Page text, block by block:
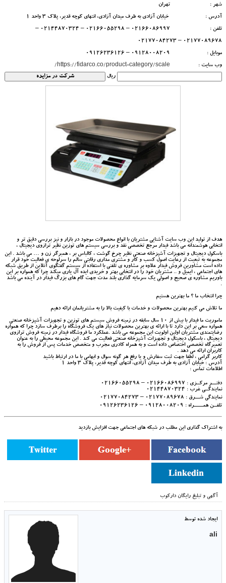
شهر :
تهران
آدرس :
خیابان آزادی به طرف میدان آزادی، انتهای کوچه قدیر، پلاک 3 واحد 1
تلفن :
02166086997 – 02166055298 – 02144870324 –
02177089678 – 02177084273
موبایل :
09128008209 – 09126236126
وب سایت :
https://fidarco.co/product-category/scale/
ریال
هدف از تولید این وب سایت آشنایی مشتریان با انواع محصولات موجود در بازار و نیز بررسی دقیق تر و
انتخابی هوشمندانه می باشد فیدار مرجع تخصصی نقد و بررسی سیستم های توزین نظیر ترازوی دیجیتال ،
باسکول دیجیتال و تجهیزات آشپزخانه صنعتی نظیر چرخ گوشت ، کالباس بر ، همبرگر زن و … می باشد . این
مجموعه به تبعیت از رعایت اصول کسب و کار و مشتری مداری رقابتی سالم را سرلوحه ی فعالیت خود قرار
داده است مشاورین فروش فیدار علاوه بر مشاوره ی تلفنی با استفاده از سیستم گفتگوی آنلاین از طریق شبکه
های اجتماعی ، ایمیل و .. مشتریان خود را در انتخابی بهتر و خریدی ایده آل یاری میکند چرا که همواره بر این
باوریم مشاوره ی صحیح و اصولی یک سرمایه گذاری بلند مدت جهت گام های بزرگ فیدار در آینده می باشد
.
چرا انتخاب ما ؟ ما بهترین هستیم
ما تلاش می کنیم بهترین محصولات و خدمات با کیفیت بالا را به مشتریانمان ارائه دهیم
ماموریت ما فیدار با بیش از 10 سال سابقه در زمینه فروش سیستم های توزین و تجهیزات آشپزخانه صنعتی
همواره سعی بر این دارد تا با ارائه ی بهترین محصولات نیاز های یک فروشگاه را برطرف سازد چرا که همواره
رضایتمندی مشتریان اولین اولویت این مجموعه می باشد .عملکرد ما فروشگاه فیدار در زمینه فروش ترازوی
دیجیتال ، باسکول دیجیتال و تجهیزات آشپزخانه صنعتی فعالیت می کند . این مجموعه محیطی را به عنوان
تعمیرگاه تخصصی اختصاص داده است و به همراه کادری مجرب و متخصص خدمات پس از فروش را به
کاربران ارائه می دهد .
کاربر گرامی ، لطفا جهت ثبت سفارش و یا رفع هر گونه سوال و ابهامی با ما در ارتباط باشید
آدرس : خیابان آزادی به طرف میدان آزادی، انتهای کوچه قدیر، پلاک 3 واحد 1
اطلاعات تماس :
دفتـــر مرکــزی : 02166086997 – 02166055298
نمایندگــی غرب : 02144870324
نمایندگی شـــرق : 02177089678 – 02177084273
تلفــن همــــــراه : 09128008209 – 09126236126
به اشتراک گذاری این مطلب در شبکه های اجتماعی جهت افزایش بازدید
آگهی و تبلیغ رایگان دارکوب
ایجاد شده توسط
ali